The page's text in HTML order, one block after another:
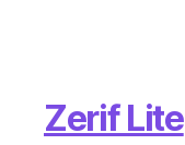
Zerif Lite